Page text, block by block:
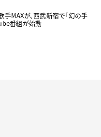
手MAXが、西武新宿で「幻の手
番組が始動